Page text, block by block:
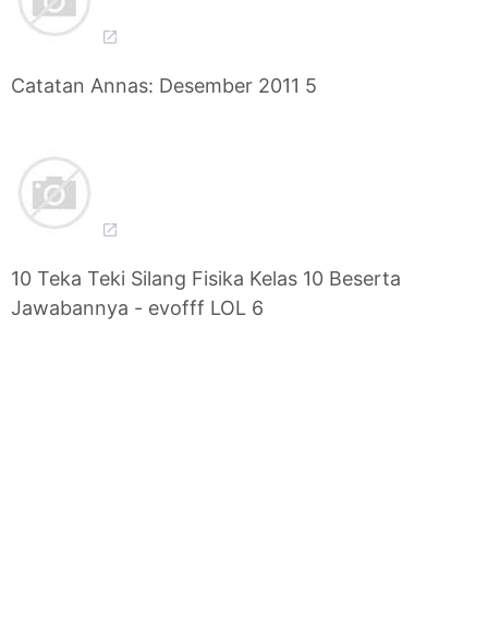
Catatan Annas: Desember 2011 5
10 Teka Teki Silang Fisika Kelas 10 Beserta
Jawabannya - evofff LOL 6